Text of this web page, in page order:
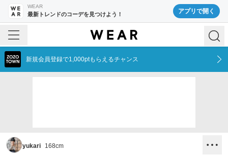
WEAR
最新トレンドのコーデを見つけよう！ アプリで開く
新規会員登録で1,000ptもらえるチャンス
yukari 168cm